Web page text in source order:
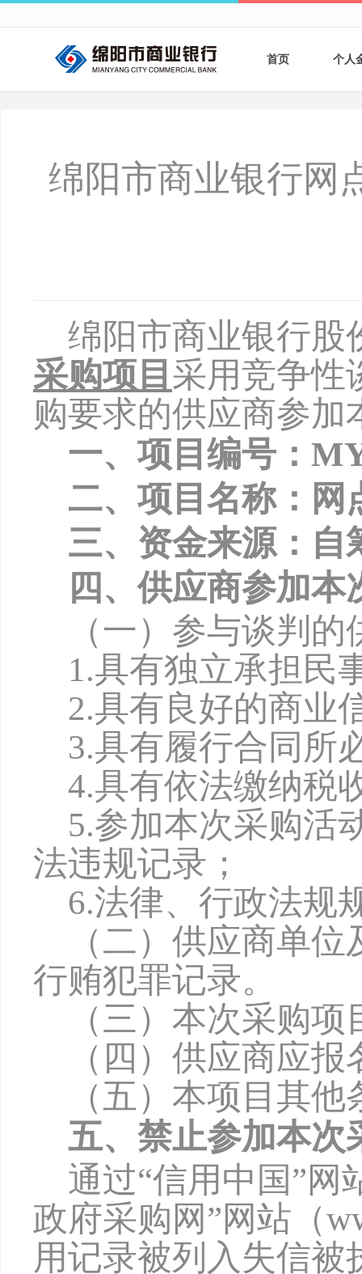
首页 个人
银
绵阳市商业银行网
绵阳市商业银行股
采购项目 采用竞争性
购要求的供应商参
一、项目编号：
二、项目名称：网
三、资金来源：自
四、供应商参加
（一）参与谈判
1.具有独立承担民
2.具有良好的商业
3.具有履行合同所
4.具有依法缴纳税
5.参加本次采购活
法违规记录；
6.法律、行政法规
（二）供应商单
行贿犯罪记录。
（三）本次采购
（四）供应商应
（五）本项目其他
五、禁止参加本次
通过“信用中国”网
政府采购网”网站（
用记录被列入失信